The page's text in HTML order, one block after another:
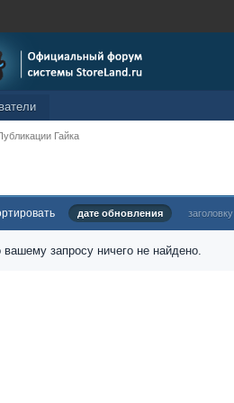
Гайка
дате обновления заголовку
вашему запросу ничего не найдено.